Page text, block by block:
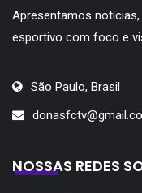
Apresentamos
esportivo com foco e
São Paulo, Brasil
NOSSAS REDES